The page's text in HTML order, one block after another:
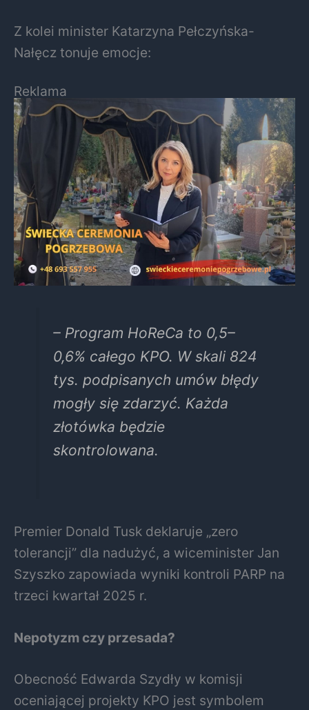
Z kolei minister Katarzyna Pełczyńska-
Nałęcz tonuje emocje:
Reklama
– Program HoReCa to 0,5–
0,6% całego KPO. W skali 824
tys. podpisanych umów błędy
mogły się zdarzyć. Każda
złotówka będzie
skontrolowana.
Premier Donald Tusk deklaruje „zero
tolerancji” dla nadużyć, a wiceminister Jan
Szyszko zapowiada wyniki kontroli PARP na
trzeci kwartał 2025 r.
Nepotyzm czy przesada?
Obecność Edwarda Szydły w komisji
oceniającej projekty KPO jest symbolem